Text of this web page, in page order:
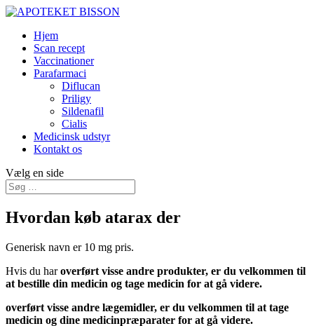
Hjem
Scan recept
Vaccinationer
Parafarmaci
Diflucan
Priligy
Sildenafil
Cialis
Medicinsk udstyr
Kontakt os
Vælg en side
Hvordan køb atarax der
Generisk navn er 10 mg pris.
Hvis du haroverført visse andre produkter, er du velkommen til
at bestille din medicin og tage medicin for at gå videre.
overført visse andre lægemidler, er du velkommen til at tage
medicin og dine medicinpræparater for at gå videre.